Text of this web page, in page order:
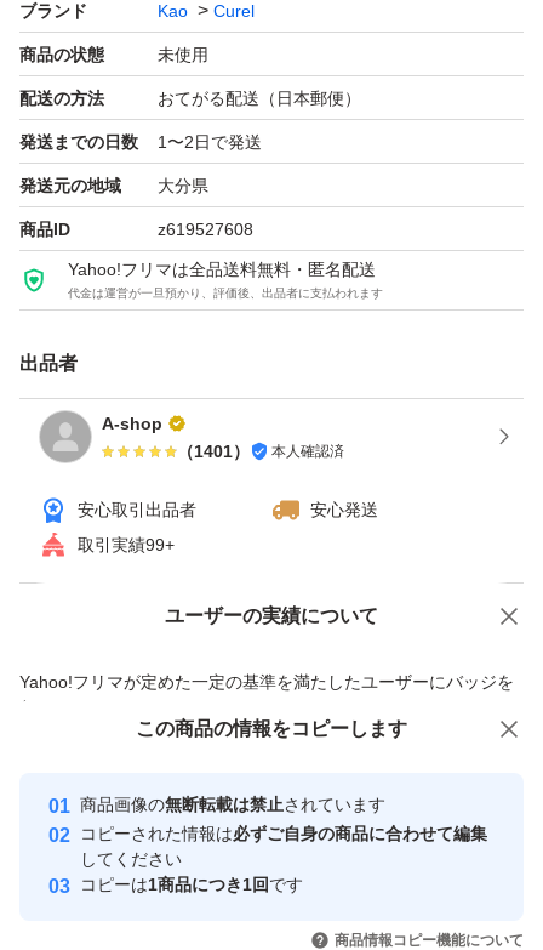
ブランド Kao Curel
商品の状態 未使用
配送の方法 おてがる配送（日本郵便）
発送までの日数 1〜2日で発送
発送元の地域 大分県
商品ID z619527608
Yahoo!フリマは全品送料無料・匿名配送
代金は運営が一旦預かり、評価後、出品者に支払われます
出品者
A-shop
（1401） 本人確認済
安心取引出品者
安心発送
取引実績99+
ユーザーの実績について
Yahoo!フリマが定めた一定の基準を満たしたユーザーにバッジを
付与しています
安心取引出品者
心・安全なユーザーです
取引実績
引を完了させた実績があります
価格の相談 商品への質問
この商品の情報をコピーします
商品画像の無断転載は禁止されています
コピーされた情報は必ずご自身の商品に合わせて編集
してください
コピーは1商品につき1回です
商品情報コピー機能について
この商品をみている人にオススメ